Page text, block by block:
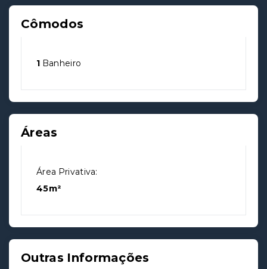
Cômodos
1 Banheiro
Áreas
Área Privativa:
45m²
Outras Informações